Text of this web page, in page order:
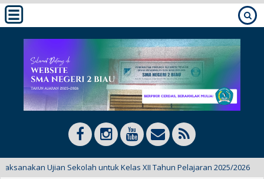
Ujian Sekolah untuk Kelas XII Tahun Pelajaran 2025/2026